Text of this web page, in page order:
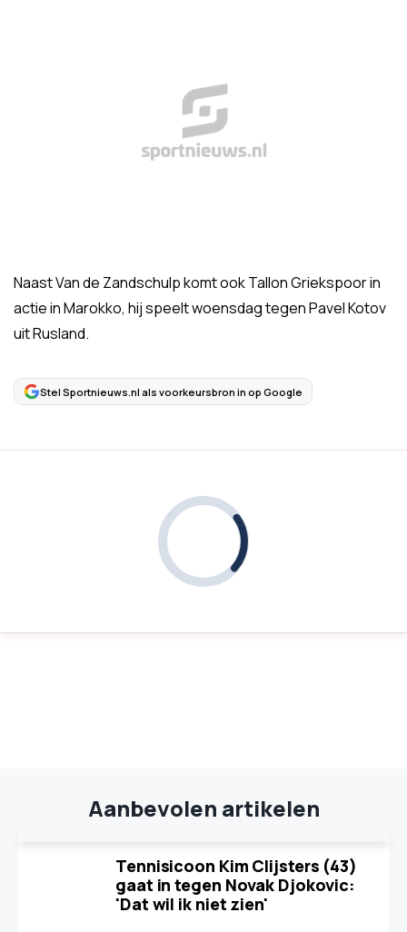
Naast Van de Zandschulp komt ook Tallon Griekspoor in
actie in Marokko, hij speelt woensdag tegen Pavel Kotov
uit Rusland.
Stel Sportnieuws.nl als voorkeursbron in op Google
Aanbevolen artikelen
Tennisicoon Kim Clijsters (43)
gaat in tegen Novak Djokovic:
'Dat wil ik niet zien'